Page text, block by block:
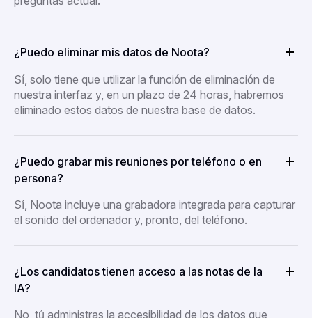
¿Puedo eliminar mis datos de Noota?
Sí, solo tiene que utilizar la función de eliminación de
nuestra interfaz y, en un plazo de 24 horas, habremos
eliminado estos datos de nuestra base de datos.
¿Puedo grabar mis reuniones por teléfono o en
persona?
Sí, Noota incluye una grabadora integrada para capturar
el sonido del ordenador y, pronto, del teléfono.
¿Los candidatos tienen acceso a las notas de la
IA?
No, tú administras la accesibilidad de los datos que